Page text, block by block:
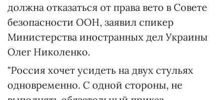
должна отказаться от права вето в Совете
безопасности ООН, заявил спикер
Министерства иностранных дел Украины
Олег Николенко.
"Россия хочет усидеть на двух стульях
одновременно. С одной стороны, не